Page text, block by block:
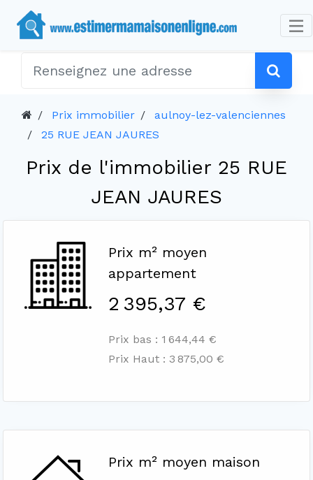
Prix immobilier
aulnoy-lez-valenciennes
25 RUE JEAN JAURES
Prix de l'immobilier 25 RUE
JEAN JAURES
Prix m² moyen
appartement
2 395,37 €
Prix bas : 1 644,44 €
Prix Haut : 3 875,00 €
Prix m² moyen maison